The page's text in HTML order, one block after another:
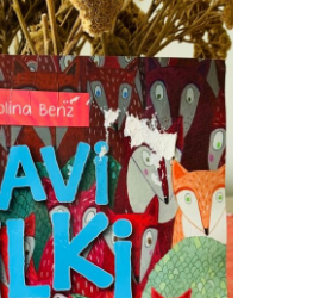
kırık fincan
1 Min Reading